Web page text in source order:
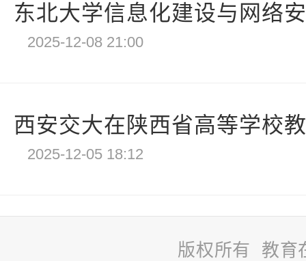
东北大学信息化建设与网络
2025-12-08 21:00
西安交大在陕西省高等学校
2025-12-05 18:12
版权所有 教育